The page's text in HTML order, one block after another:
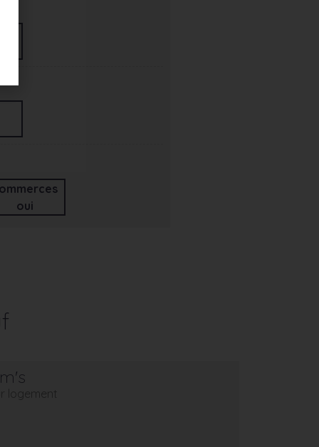
oui
logement